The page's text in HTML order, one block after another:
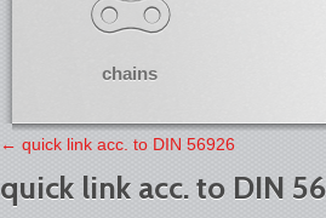
chains
← quick link acc. to DIN 56926
quick link acc. to DIN